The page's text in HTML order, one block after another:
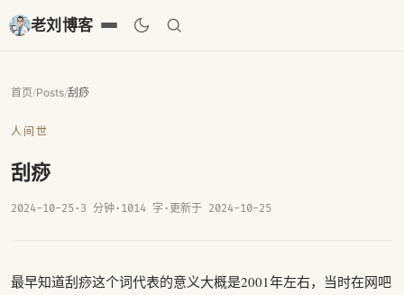
老刘博客
首页/Posts/刮痧
人间世
刮痧
2024-10-25· 3 分钟· 1014 字 · 更新于 2024-10-25
最早知道刮痧这个词代表的意义大概是2001年左右，当时在网吧